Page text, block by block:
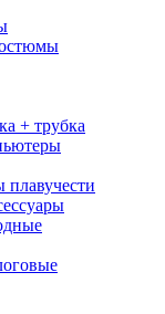
+ трубка
плавучести